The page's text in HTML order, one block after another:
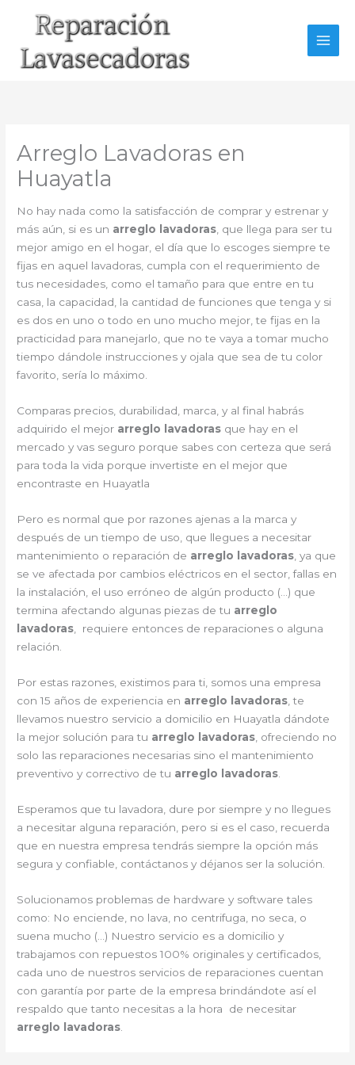
Arreglo Lavadoras en
Huayatla
No hay nada como la satisfacción de comprar y estrenar y
más aún, si es un arreglo lavadoras, que llega para ser tu
mejor amigo en el hogar, el día que lo escoges siempre te
fijas en aquel lavadoras, cumpla con el requerimiento de
tus necesidades, como el tamaño para que entre en tu
casa, la capacidad, la cantidad de funciones que tenga y si
es dos en uno o todo en uno mucho mejor, te fijas en la
practicidad para manejarlo, que no te vaya a tomar mucho
tiempo dándole instrucciones y ojala que sea de tu color
favorito, sería lo máximo.
Comparas precios, durabilidad, marca, y al final habrás
adquirido el mejor arreglo lavadoras que hay en el
mercado y vas seguro porque sabes con certeza que será
para toda la vida porque invertiste en el mejor que
encontraste en Huayatla
Pero es normal que por razones ajenas a la marca y
después de un tiempo de uso, que llegues a necesitar
mantenimiento o reparación de arreglo lavadoras , ya que
se ve afectada por cambios eléctricos en el sector, fallas en
la instalación, el uso erróneo de algún producto (…) que
termina afectando algunas piezas de tu arreglo
lavadoras , requiere entonces de reparaciones o alguna
relación.
Por estas razones, existimos para ti, somos una empresa
con 15 años de experiencia en arreglo lavadoras , te
llevamos nuestro servicio a domicilio en Huayatla dándote
la mejor solución para tu arreglo lavadoras , ofreciendo no
solo las reparaciones necesarias sino el mantenimiento
preventivo y correctivo de tu arreglo lavadoras
Esperamos que tu lavadora, dure por siempre y no llegues
a necesitar alguna reparación, pero si es el caso, recuerda
que en nuestra empresa tendrás siempre la opción más
segura y confiable, contáctanos y déjanos ser la solución.
Solucionamos problemas de hardware y software tales
como: No enciende, no lava, no centrifuga, no seca, o
suena mucho (…) Nuestro servicio es a domicilio y
trabajamos con repuestos 100% originales y certificados,
cada uno de nuestros servicios de reparaciones cuentan
con garantía por parte de la empresa brindándote así el
respaldo que tanto necesitas a la hora de necesitar
arreglo lavadoras